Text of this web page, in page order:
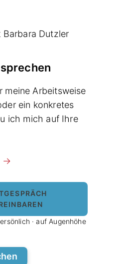
meine Arbeitsweise
ein konkretes
ich mich auf Ihre
→
· auf Augenhöhe